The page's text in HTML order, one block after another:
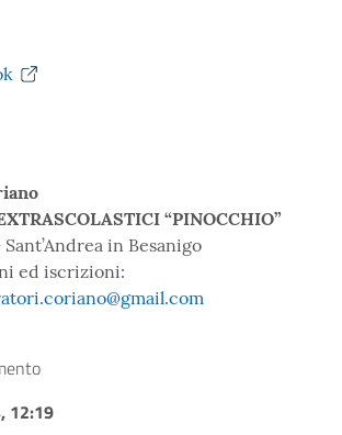
“PINOCCHIO”
in Besanigo
ed iscrizioni:
12:19